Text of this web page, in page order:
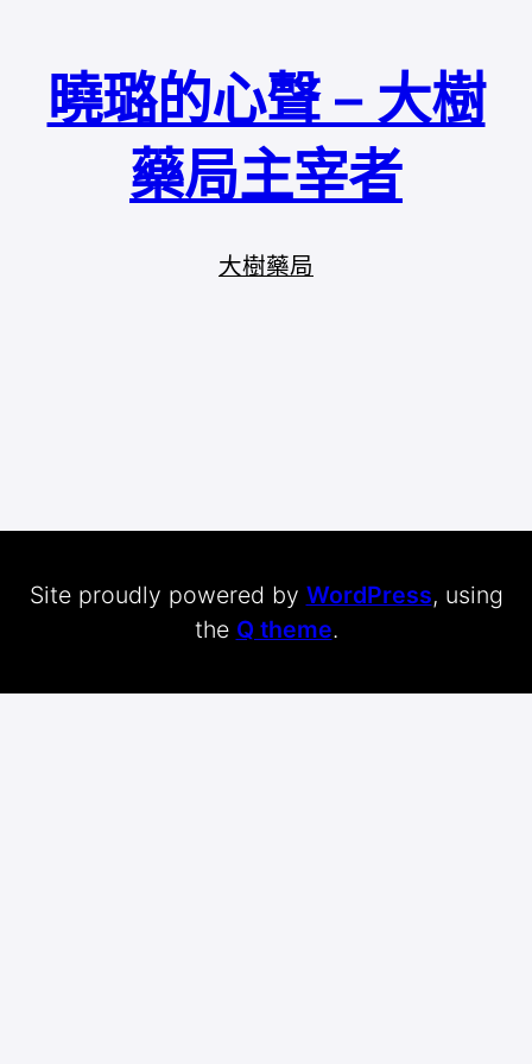
曉璐的心聲 – 大樹
藥局主宰者
大樹藥局
Site proudly powered by WordPress, using
the Q theme.